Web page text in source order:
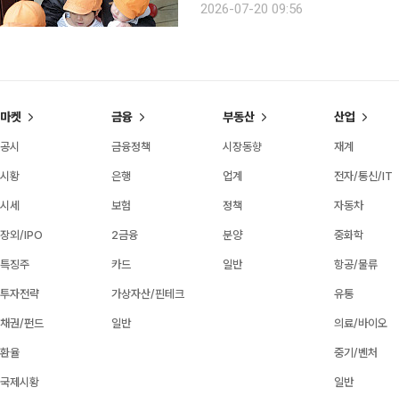
형 복지시설이다. 고토엔에
2026-07-20 09:56
마켓
공시
시황
시세
장외/IPO
특징주
투자전략
채권/펀드
환율
국제시황
금융
금융정책
은행
보험
2금융
카드
가상자산/핀테크
일반
부동산
시장동향
업계
정책
분양
일반
산업
재계
전자/통신/IT
자동차
중화학
항공/물류
유통
의료/바이오
중기/벤처
일반